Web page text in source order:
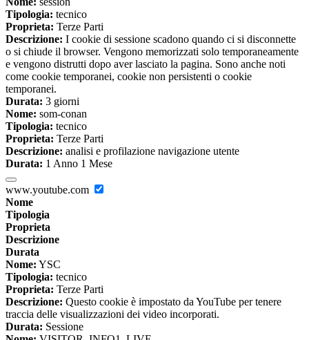
Tipologia: tecnico
Proprieta: Terze Parti
Descrizione: I cookie di sessione scadono quando ci si disconnette
o si chiude il browser. Vengono memorizzati solo temporaneamente
e vengono distrutti dopo aver lasciato la pagina. Sono anche noti
come cookie temporanei, cookie non persistenti o cookie
temporanei.
Durata: 3 giorni
Nome: som-conan
Tipologia: tecnico
Proprieta: Terze Parti
Descrizione: analisi e profilazione navigazione utente
Durata: 1 Anno 1 Mese
www.youtube.com
Nome
Tipologia
Proprieta
Descrizione
Durata
Nome: YSC
Tipologia: tecnico
Proprieta: Terze Parti
Descrizione: Questo cookie è impostato da YouTube per tenere
traccia delle visualizzazioni dei video incorporati.
Durata: Sessione